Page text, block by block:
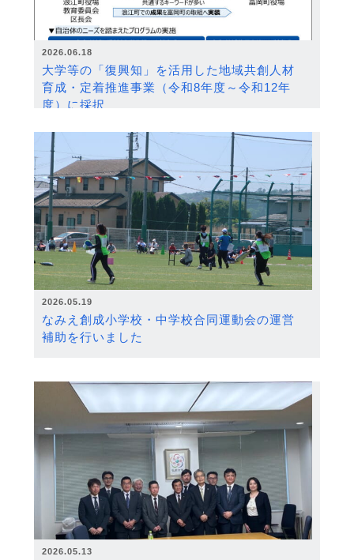
2026.06.18
大学等の「復興知」を活用した地域共創人材
育成・定着推進事業（令和8年度～令和12年
度）に採択
2026.05.19
なみえ創成小学校・中学校合同運動会の運営
補助を行いました
2026.05.13